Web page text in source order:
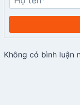
Không có bình luận